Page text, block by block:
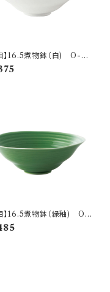
】16.5煮物鉢（白) O-M
】16.5煮物鉢（緑釉) O-